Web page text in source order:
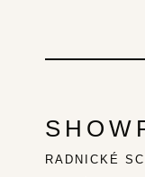
RADNICKÉ